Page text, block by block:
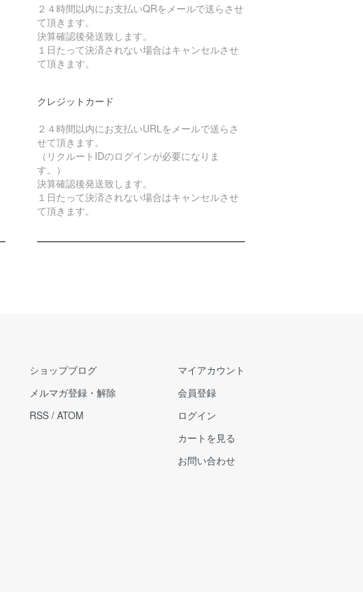
２４時間以内にお支払いQRをメールで送らさせ
て頂きます。
決算確認後発送致します。
１日たって決済されない場合はキャンセルさせ
て頂きます。
クレジットカード
２４時間以内にお支払いURLをメールで送らさ
せて頂きます。
（リクルートIDのログインが必要になりま
す。）
決算確認後発送致します。
１日たって決済されない場合はキャンセルさせ
て頂きます。
ショップブログ
メルマガ登録・解除
RSS / ATOM
マイアカウント
会員登録
ログイン
カートを見る
お問い合わせ